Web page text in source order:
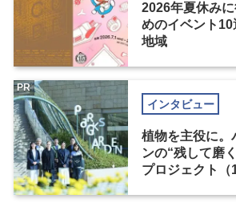
2026年夏休み
めのイベント
地域
インタビュー
植物を主役に。
ンの“残して磨
プロジェクト（1
PR